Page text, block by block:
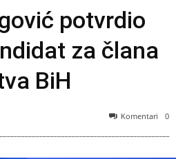
potvrdio
za člana
BiH
Komentari 0